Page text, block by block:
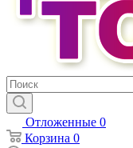
Отложенные 0
Корзина 0